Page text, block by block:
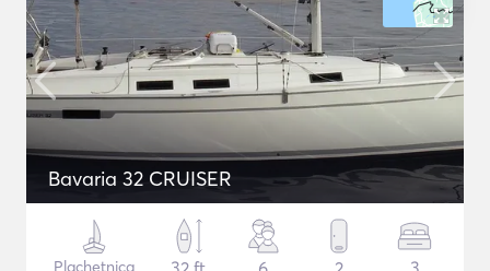
Bavaria 32 CRUISER
Plachetnica